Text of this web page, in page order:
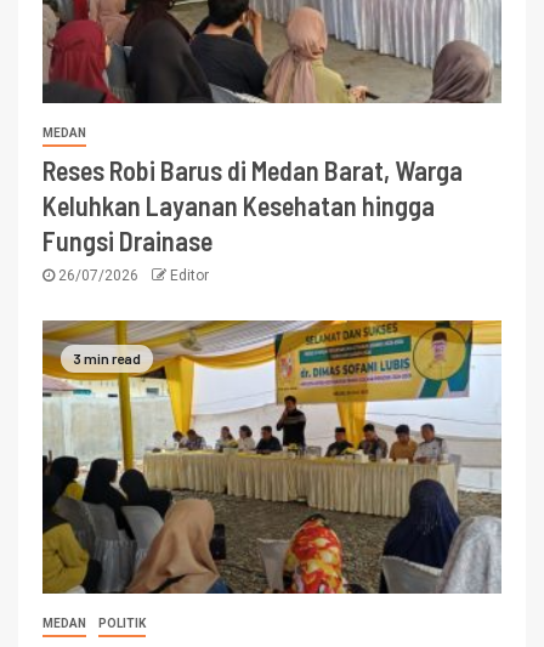
MEDAN
Reses Robi Barus di Medan Barat, Warga
Keluhkan Layanan Kesehatan hingga
Fungsi Drainase
26/07/2026 Editor
3 min read
MEDAN POLITIK